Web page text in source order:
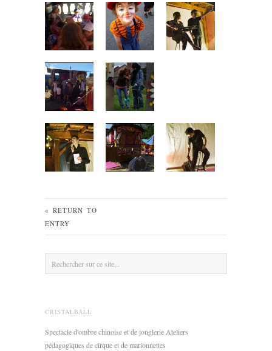
« RETURN TO
ENTRY
CRISTALBALL
Spectacle d'ombre chinoise et de jonglerie Ateliers
pédagogiques de cirque et de marionnettes